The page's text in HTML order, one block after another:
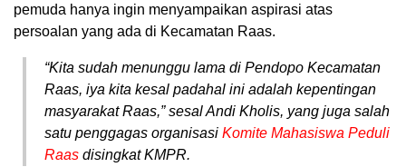
pemuda hanya ingin menyampaikan aspirasi atas
persoalan yang ada di Kecamatan Raas.
“Kita sudah menunggu lama di Pendopo Kecamatan
Raas, iya kita kesal padahal ini adalah kepentingan
masyarakat Raas,” sesal Andi Kholis, yang juga salah
satu penggagas organisasi Komite Mahasiswa Peduli
Raas disingkat KMPR.